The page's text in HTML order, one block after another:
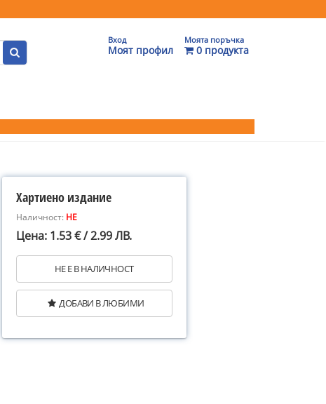
Вход
Моят профил
Моята поръчка
0 продукта
Хартиено издание
Наличност: НЕ
Цена: 1.53 € / 2.99 ЛВ.
НЕ Е В НАЛИЧНОСТ
ДОБАВИ В ЛЮБИМИ